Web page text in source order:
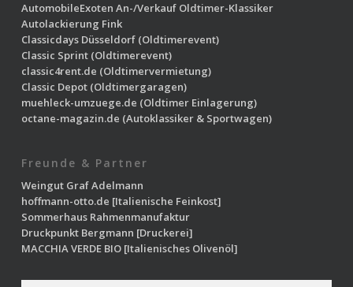
AutomobileExoten An-/Verkauf Oldtimer-Klassiker
Autolackierung Fink
Classicdays Düsseldorf(Oldtimerevent)
Classic Sprint(Oldtimerevent)
classic4rent.de (Oldtimervermietung)
Classic Depot(Oldtimergaragen)
muehleck-umzuege.de (Oldtimer Einlagerung)
octane-magazin.de (Autoklassiker & Sportwagen)
Freunde & Partner
Weingut Graf Adelmann
hoffmann-otto.de [Italienische Feinkost]
Sommerhaus Rahmenmanufaktur
Druckpunkt Bergmann [Druckerei]
MACCHIA VERDE BIO[Italienisches Olivenöl]